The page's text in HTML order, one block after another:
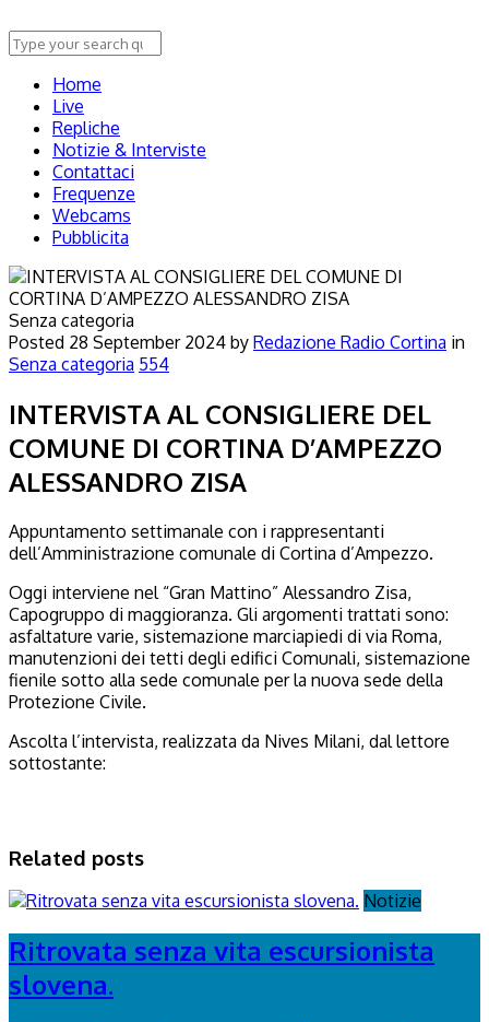
Home
Live
Repliche
Notizie & Interviste
Contattaci
Frequenze
Webcams
Pubblicita
Senza categoria
Posted 28 September 2024 by Redazione Radio Cortina in
Senza categoria 554
INTERVISTA AL CONSIGLIERE DEL
COMUNE DI CORTINA D’AMPEZZO
ALESSANDRO ZISA
Appuntamento settimanale con i rappresentanti
dell’Amministrazione comunale di Cortina d’Ampezzo.
Oggi interviene nel “Gran Mattino” Alessandro Zisa,
Capogruppo di maggioranza. Gli argomenti trattati sono:
asfaltature varie, sistemazione marciapiedi di via Roma,
manutenzioni dei tetti degli edifici Comunali, sistemazione
fienile sotto alla sede comunale per la nuova sede della
Protezione Civile.
Ascolta l’intervista, realizzata da Nives Milani, dal lettore
sottostante:
Related posts
Notizie
Ritrovata senza vita escursionista
slovena.